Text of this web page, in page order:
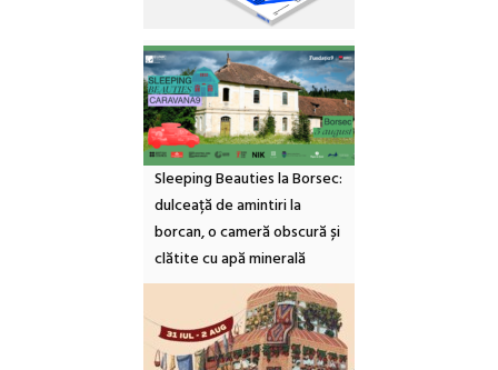
Sleeping Beauties la Borsec:
dulceață de amintiri la
borcan, o cameră obscură și
clătite cu apă minerală